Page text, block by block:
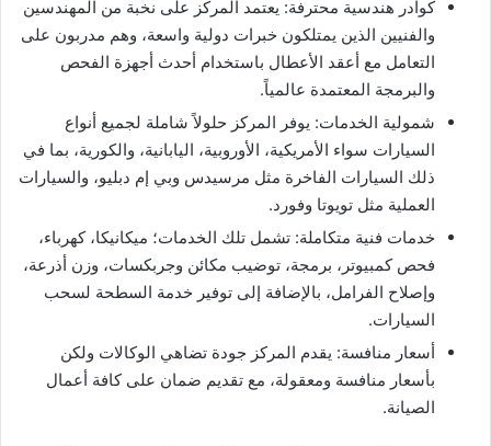
كوادر هندسية محترفة: يعتمد المركز على نخبة من المهندسين
والفنيين الذين يمتلكون خبرات دولية واسعة، وهم مدربون على
التعامل مع أعقد الأعطال باستخدام أحدث أجهزة الفحص
والبرمجة المعتمدة عالمياً.
شمولية الخدمات: يوفر المركز حلولاً شاملة لجميع أنواع
السيارات سواء الأمريكية، الأوروبية، اليابانية، والكورية، بما في
ذلك السيارات الفاخرة مثل مرسيدس وبي إم دبليو، والسيارات
العملية مثل تويوتا وفورد.
خدمات فنية متكاملة: تشمل تلك الخدمات؛ ميكانيكا، كهرباء،
فحص كمبيوتر، برمجة، توضيب مكائن وجربكسات، وزن أذرعة،
وإصلاح الفرامل، بالإضافة إلى توفير خدمة السطحة لسحب
السيارات.
أسعار منافسة: يقدم المركز جودة تضاهي الوكالات ولكن
بأسعار منافسة ومعقولة، مع تقديم ضمان على كافة أعمال
الصيانة.